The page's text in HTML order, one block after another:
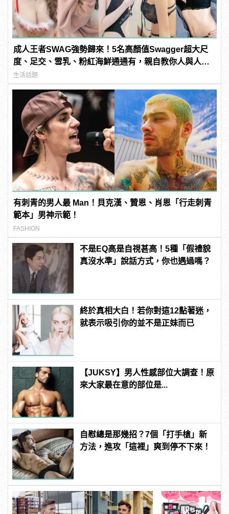
成人王者SWAG強勢歸來！5名高顏值Swagger超大尺
度、足交、雪乳、粉紅海鮮通通有，親自教你人與人的
連結！ | manfashion這樣變型男
生活話題
有刺青的男人最 Man！貝克漢、贊恩、肖恩「行走刺青
範本」男神示範！
FASHION
不是EQ高是自視甚高！5種「假禮貌
真沒水準」說話方式，你也遇過嗎？
終於真相大白！若你對這12點著迷，
就表示吸引你的並不是正妹而已
【JUKSY】男人性感部位大調查！原
來大家最在意的部位是...
自慰總是那幾招？7個「打手槍」新
方法，進攻「這裡」爽到停不下來！